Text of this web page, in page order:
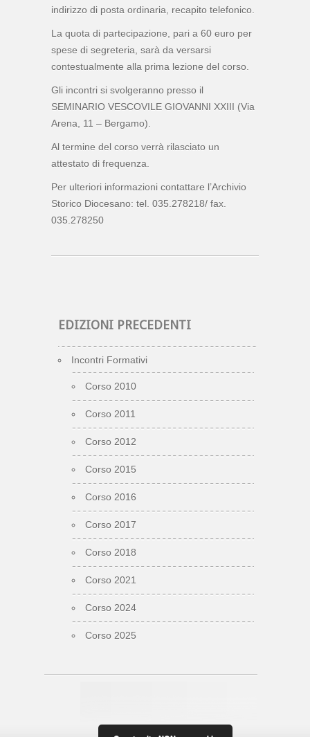
indirizzo di posta ordinaria, recapito telefonico.
La quota di partecipazione, pari a 60 euro per
spese di segreteria, sarà da versarsi
contestualmente alla prima lezione del corso.
Gli incontri si svolgeranno presso il
SEMINARIO VESCOVILE GIOVANNI XXIII (Via
Arena, 11 – Bergamo).
Al termine del corso verrà rilasciato un
attestato di frequenza.
Per ulteriori informazioni contattare l’Archivio
Storico Diocesano: tel. 035.278218/ fax.
035.278250
EDIZIONI PRECEDENTI
Incontri Formativi
Corso 2010
Corso 2011
Corso 2012
Corso 2015
Corso 2016
Corso 2017
Corso 2018
Corso 2021
Corso 2024
Corso 2025